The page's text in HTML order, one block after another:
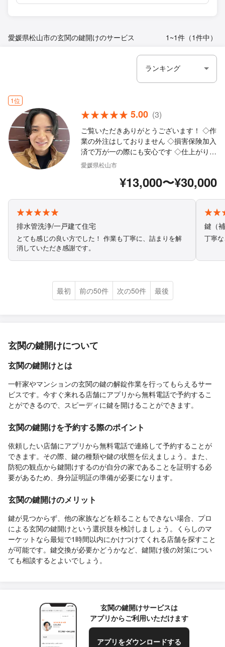
愛媛県松山市の玄関の鍵開けのサービス 1~1件（1件中）
1位
5.00 (3)
ご覧いただきありがとうございます！ ◇作
業の外注はしておりません ◇損害保険加入
済で万が一の際にも安心です ◇仕上がりに
ご不満の場合は無料で追加対応いたしま
相談・対応可能 ◇訪問時の駐車代は当店が
たらいいか分からない…そんなお困り事は
ご相談ください！
愛媛県松山市
¥13,000〜¥30,000
排水管洗浄/一戸建て住宅
とても感じの良い方でした！ 作業も丁寧に、詰まりを解
消していただき感謝です。
鍵（
丁寧
最初 前の50件 次の50件 最後
玄関の鍵開けについて
玄関の鍵開けとは
一軒家やマンションの玄関の鍵の解錠作業を行ってもらえるサー
ビスです。今すぐ来れる店舗にアプリから無料電話で予約するこ
とができるので、スピーディに鍵を開けることができます。
玄関の鍵開けを予約する際のポイント
依頼したい店舗にアプリから無料電話で連絡して予約することが
できます。その際、鍵の種類や鍵の状態を伝えましょう。また、
防犯の観点から鍵開けするのが自分の家であることを証明する必
要があるため、身分証明証の準備が必要になります。
玄関の鍵開けのメリット
鍵が見つからず、他の家族などを頼ることもできない場合、プロ
による玄関の鍵開けという選択肢を検討しましょう。くらしのマ
ーケットなら最短で1時間以内にかけつけてくれる店舗を探すこと
が可能です。鍵交換が必要かどうかなど、鍵開け後の対策につい
ても相談するとよいでしょう。
玄関の鍵開けサービスは
アプリからご利用いただけます
アプリをダウンロードする